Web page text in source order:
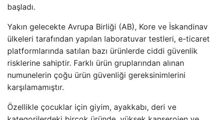
başladı.
Yakın gelecekte Avrupa Birliği (AB), Kore ve İskandinav
ülkeleri tarafından yapılan laboratuvar testleri, e-ticaret
platformlarında satılan bazı ürünlerde ciddi güvenlik
risklerine sahiptir. Farklı ürün gruplarından alınan
numunelerin çoğu ürün güvenliği gereksinimlerini
karşılamamıştır.
Özellikle çocuklar için giyim, ayakkabı, deri ve